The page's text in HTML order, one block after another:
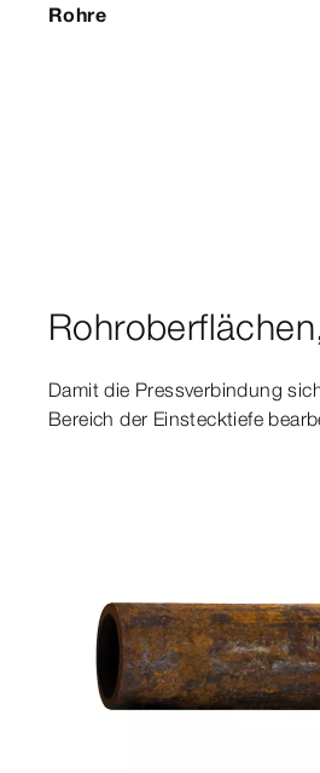
Rohre
Damit die Pressverbindung
Bereich der Einstecktiefe